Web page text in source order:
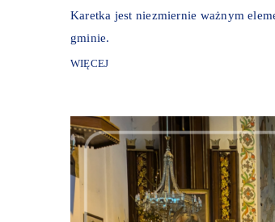
Karetka jest niezmiernie ważnym
gminie.
WIĘCEJ